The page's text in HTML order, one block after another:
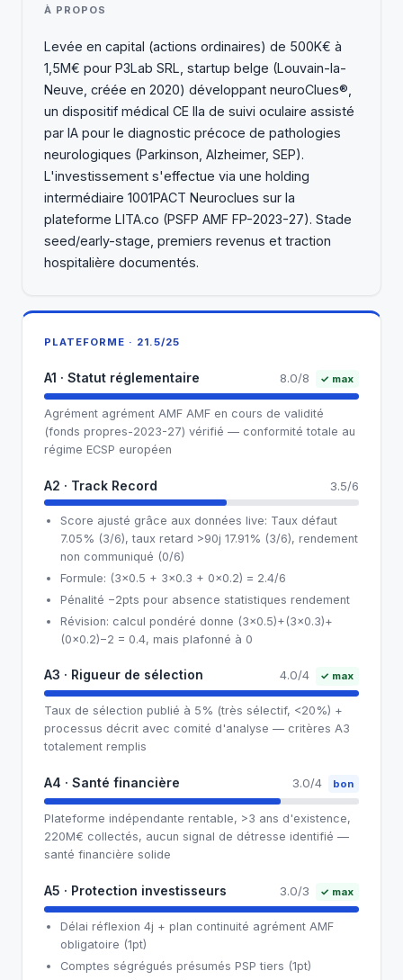
À PROPOS
Levée en capital (actions ordinaires) de 500K€ à
1,5M€ pour P3Lab SRL, startup belge (Louvain-la-
Neuve, créée en 2020) développant neuroClues®,
un dispositif médical CE IIa de suivi oculaire assisté
par IA pour le diagnostic précoce de pathologies
neurologiques (Parkinson, Alzheimer, SEP).
L'investissement s'effectue via une holding
intermédiaire 1001PACT Neuroclues sur la
plateforme LITA.co (PSFP AMF FP-2023-27). Stade
seed/early-stage, premiers revenus et traction
hospitalière documentés.
PLATEFORME · 21.5/25
A1 · Statut réglementaire 8.0/8 ✓ max
Agrément agrément AMF AMF en cours de validité
(fonds propres-2023-27) vérifié — conformité totale au
régime ECSP européen
A2 · Track Record 3.5/6
Score ajusté grâce aux données live: Taux défaut
7.05% (3/6), taux retard >90j 17.91% (3/6), rendement
non communiqué (0/6)
Formule: (3×0.5 + 3×0.3 + 0×0.2) = 2.4/6
Pénalité −2pts pour absence statistiques rendement
Révision: calcul pondéré donne (3×0.5)+(3×0.3)+
(0×0.2)−2 = 0.4, mais plafonné à 0
A3 · Rigueur de sélection 4.0/4 ✓ max
Taux de sélection publié à 5% (très sélectif, <20%) +
processus décrit avec comité d'analyse — critères A3
totalement remplis
A4 · Santé financière 3.0/4 bon
Plateforme indépendante rentable, >3 ans d'existence,
220M€ collectés, aucun signal de détresse identifié —
santé financière solide
A5 · Protection investisseurs 3.0/3 ✓ max
Délai réflexion 4j + plan continuité agrément AMF
obligatoire (1pt)
Comptes ségrégués présumés PSP tiers (1pt)